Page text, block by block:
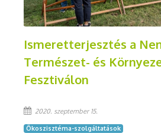
Ismeretterjesztés a
Természet- és
Fesztiválon
2020. szeptember 15.
Ökoszisztéma-szolgáltatások